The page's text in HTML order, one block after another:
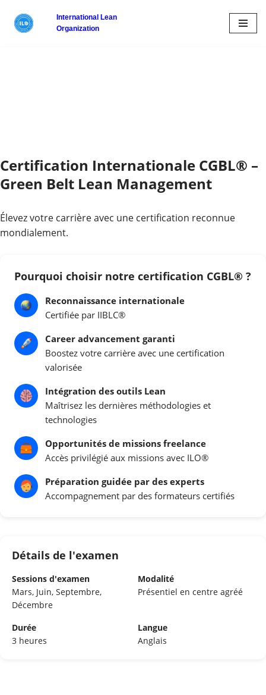
Aller
International Lean
Organization
Certification Internationale CGBL® –
Green Belt Lean Management
Élevez votre carrière avec une certification reconnue
mondialement.
Pourquoi choisir notre certification CGBL® ?
Reconnaissance internationale
Certifiée par IIBLC®
Career advancement garanti
Boostez votre carrière avec une certification
valorisée
Intégration des outils Lean
Maîtrisez les dernières méthodologies et
technologies
Opportunités de missions freelance
Accès privilégié aux missions avec ILO®
Préparation guidée par des experts
Accompagnement par des formateurs certifiés
Détails de l'examen
Sessions d'examen
Mars, Juin, Septembre,
Décembre
Modalité
Présentiel en centre agréé
Durée
3 heures
Langue
Anglais